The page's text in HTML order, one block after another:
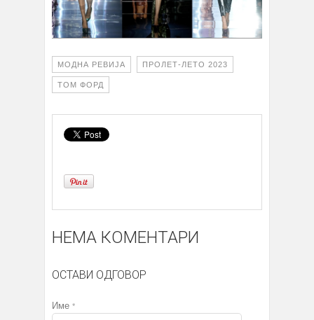
МОДНА РЕВИЈА ПРОЛЕТ-ЛЕТО 2023
ТОМ ФОРД
НЕМА КОМЕНТАРИ
ОСТАВИ ОДГОВОР
Име *